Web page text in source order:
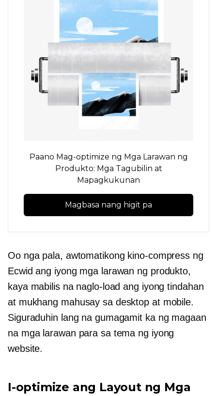
Paano Mag-optimize ng Mga Larawan ng
Produkto: Mga Tagubilin at
Mapagkukunan
Magbasa nang higit pa
Oo nga pala, awtomatikong kino-compress ng
Ecwid ang iyong mga larawan ng produkto,
kaya mabilis na naglo-load ang iyong tindahan
at mukhang mahusay sa desktop at mobile.
Siguraduhin lang na gumagamit ka ng magaan
na mga larawan para sa tema ng iyong
website.
I-optimize ang Layout ng Mga